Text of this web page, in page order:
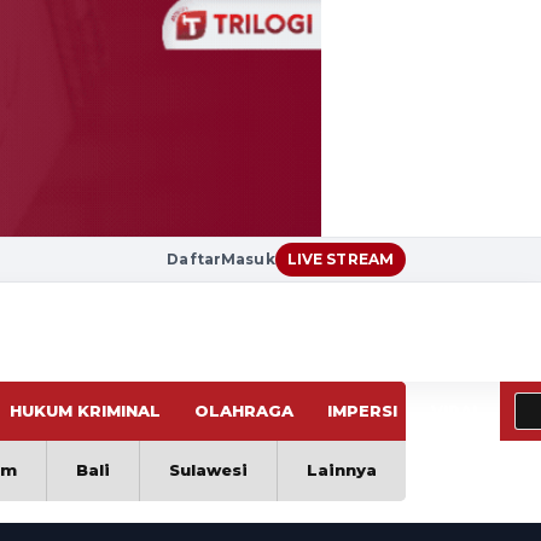
DaftarMasuk LIVE STREAM
HUKUM KRIMINAL OLAHRAGA IMPERSI
Bali Sulawesi Lainnya